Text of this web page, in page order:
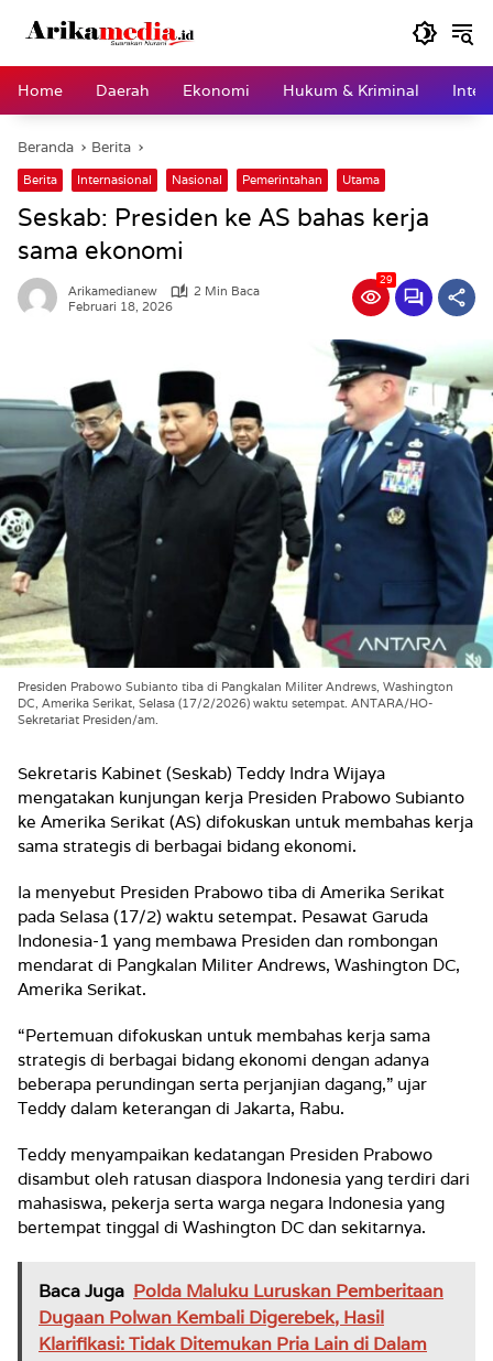
Home
Daerah Ekonomi Hukum & Kriminal
Beranda Berita
Berita Internasional Nasional Pemerintahan Utama
Seskab: Presiden ke AS bahas kerja
sama ekonomi
Arikamedianew
2 Min Baca
Februari 18, 2026
29
Presiden Prabowo Subianto tiba di Pangkalan Militer Andrews, Washington
DC, Amerika Serikat, Selasa (17/2/2026) waktu setempat. ANTARA/HO-
Sekretariat Presiden/am.
Sekretaris Kabinet (Seskab) Teddy Indra Wijaya
mengatakan kunjungan kerja Presiden Prabowo Subianto
ke Amerika Serikat (AS) difokuskan untuk membahas kerja
sama strategis di berbagai bidang ekonomi.
Ia menyebut Presiden Prabowo tiba di Amerika Serikat
pada Selasa (17/2) waktu setempat. Pesawat Garuda
Indonesia-1 yang membawa Presiden dan rombongan
mendarat di Pangkalan Militer Andrews, Washington DC,
Amerika Serikat.
“Pertemuan difokuskan untuk membahas kerja sama
strategis di berbagai bidang ekonomi dengan adanya
beberapa perundingan serta perjanjian dagang,” ujar
Teddy dalam keterangan di Jakarta, Rabu.
Teddy menyampaikan kedatangan Presiden Prabowo
disambut oleh ratusan diaspora Indonesia yang terdiri dari
mahasiswa, pekerja serta warga negara Indonesia yang
bertempat tinggal di Washington DC dan sekitarnya.
Baca Juga Polda Maluku Luruskan Pemberitaan
Dugaan Polwan Kembali Digerebek, Hasil
Klarifikasi: Tidak Ditemukan Pria Lain di Dalam